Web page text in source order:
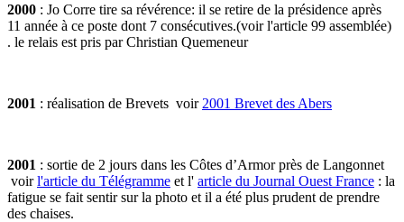
2000 : Jo Corre tire sa révérence: il se retire de la présidence après
11 année à ce poste dont 7 consécutives.(voir l'article 99 assemblée)
. le relais est pris par Christian Quemeneur
2001 : réalisation de Brevets voir 2001 Brevet des Abers
2001 : sortie de 2 jours dans les Côtes d’Armor près de Langonnet
voirl'article du Télégramme et l' article du Journal Ouest France : la
fatigue se fait sentir sur la photo et il a été plus prudent de prendre
des chaises.